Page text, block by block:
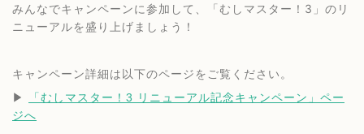
みんなでキャンペーンに参加して、「むしマスター！3」のリ
ニューアルを盛り上げましょう！
キャンペーン詳細は以下のページをご覧ください。
▶︎
「むしマスター！3 リニューアル記念キャンペーン」ペー
ジへ